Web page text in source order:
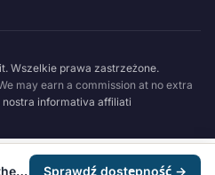
Kotor: Blue Cave & Lady of the Rocks Group Boat Tour Sprawdź dostępność →
Wszelkie prawa zastrzeżone.
may earn a commission at no extra
nostra informativa affiliati